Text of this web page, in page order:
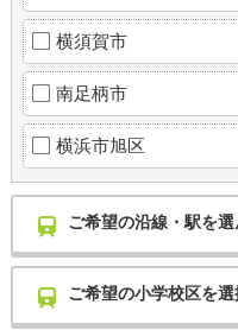
横須賀市
南足柄市
横浜市旭区
ご希望の沿線・駅を
ご希望の小学校区を